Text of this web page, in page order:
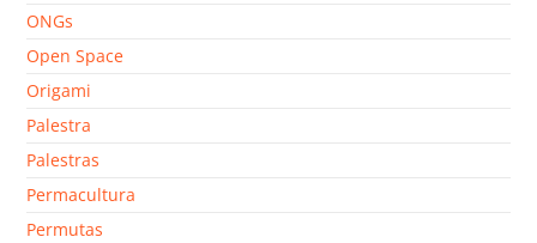
ONGs
Open Space
Origami
Palestra
Palestras
Permacultura
Permutas